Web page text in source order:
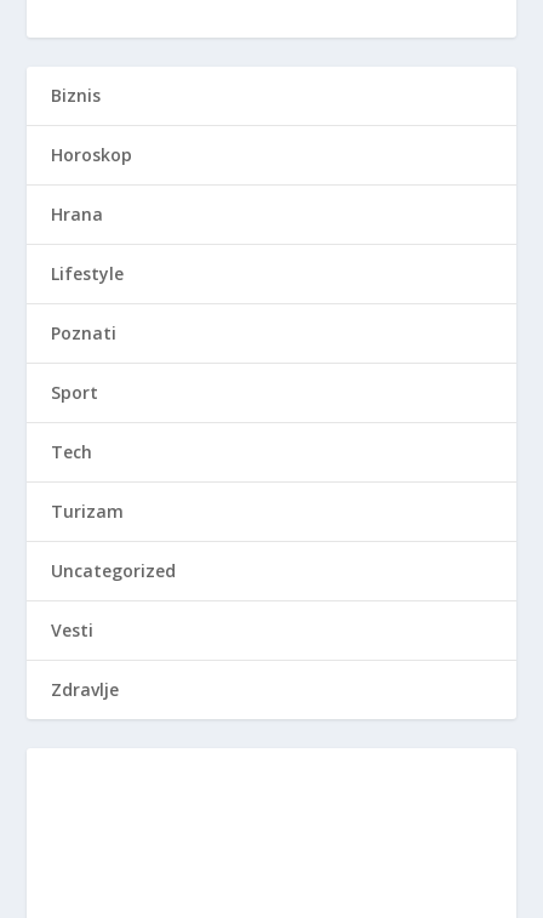
Biznis
Horoskop
Hrana
Lifestyle
Poznati
Sport
Tech
Turizam
Uncategorized
Vesti
Zdravlje